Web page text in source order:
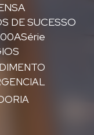
DE SUCESSO